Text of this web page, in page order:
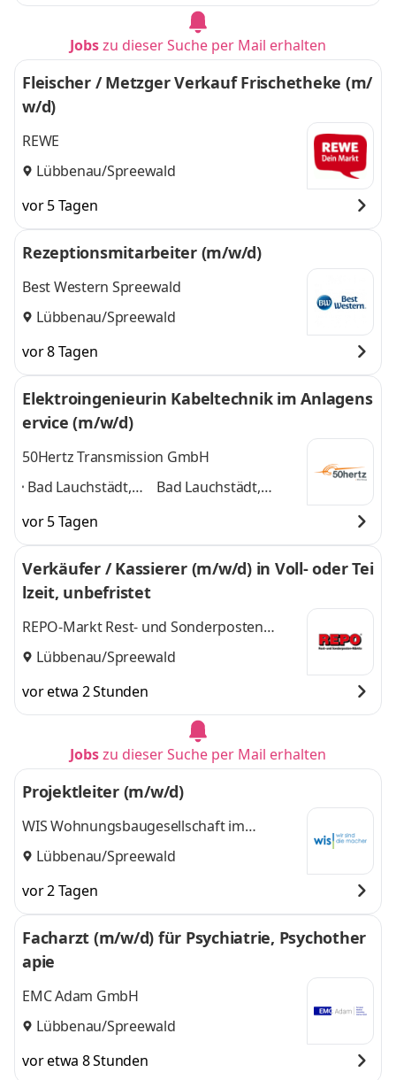
Jobszu dieser Suche per Mail erhalten
Fleischer / Metzger Verkauf Frischetheke (m/
w/d)
REWE
Lübbenau/Spreewald
vor 5 Tagen
Rezeptionsmitarbeiter (m/w/d)
Best Western Spreewald
Lübbenau/Spreewald
vor 8 Tagen
Elektroingenieurin Kabeltechnik im Anlagens
ervice (m/w/d)
50Hertz Transmission GmbH
Bad Lauchstädt,
Erfurt, Hamburg,
Lübbenau /
Spreewald,
Neuenhagen bei
Bad Lauchstädt,
Lübbenau /
Spreewald,
vor 5 Tagen
Verkäufer / Kassierer (m/w/d) in Voll- oder Tei
lzeit, unbefristet
REPO-Markt Rest- und Sonderposten
GmbH
Lübbenau/Spreewald
vor etwa 2 Stunden
Jobszu dieser Suche per Mail erhalten
Projektleiter (m/w/d)
WIS Wohnungsbaugesellschaft im
Spreewald mbH
Lübbenau/Spreewald
vor 2 Tagen
Facharzt (m/w/d) für Psychiatrie, Psychother
apie
EMC Adam GmbH
Lübbenau/Spreewald
vor etwa 8 Stunden